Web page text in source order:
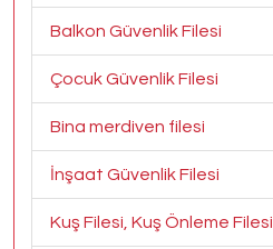
Balkon Güvenlik Filesi
Çocuk Güvenlik Filesi
Bina merdiven filesi
İnşaat Güvenlik Filesi
Kuş Filesi, Kuş Önleme Filesi